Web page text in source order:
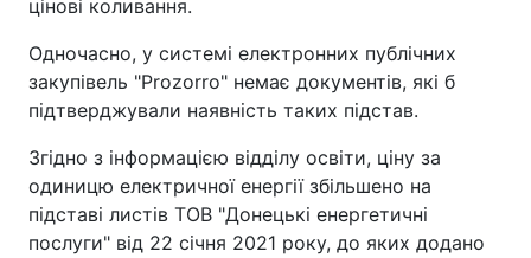
цінові коливання.
Одночасно, у системі електронних публічних
закупівель "Prozorro" немає документів, які б
підтверджували наявність таких підстав.
Згідно з інформацією відділу освіти, ціну за
одиницю електричної енергії збільшено на
підставі листів ТОВ "Донецькі енергетичні
послуги" від 22 січня 2021 року, до яких додано